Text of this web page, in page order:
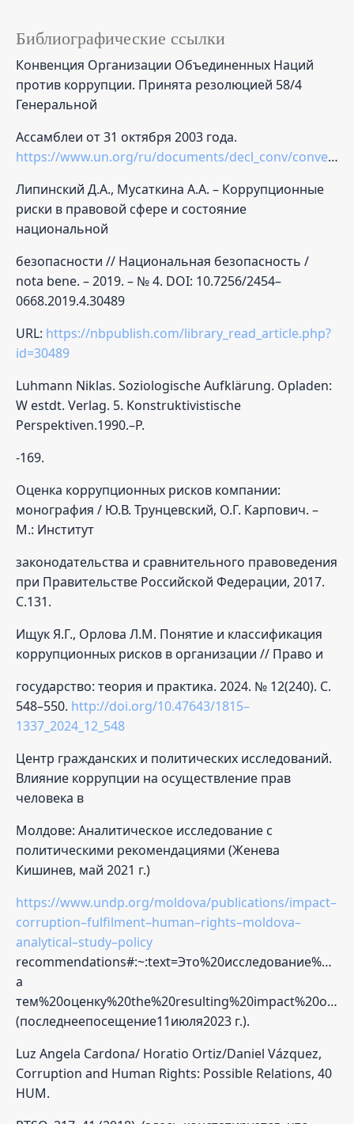
Библиографические ссылки
Конвенция Организации Объединенных Наций
против коррупции. Принята резолюцией 58/4
Генеральной
Ассамблеи от 31 октября 2003 года.
https://www.un.org/ru/documents/decl_conv/conventions/corruption.shtml
Липинский Д.А., Мусаткина А.А. – Коррупционные
риски в правовой сфере и состояние
национальной
безопасности // Национальная безопасность /
nota bene. – 2019. – № 4. DOI: 10.7256/2454–
0668.2019.4.30489
URL: https://nbpublish.com/library_read_article.php?
id=30489
Luhmann Niklas. Soziologische Aufklärung. Opladen:
W estdt. Verlag. 5. Konstruktivistische
Perspektiven.1990.–P.
-169.
Оценка коррупционных рисков компании:
монография / Ю.В. Трунцевский, О.Г. Карпович. –
М.: Институт
законодательства и сравнительного правоведения
при Правительстве Российской Федерации, 2017.
С.131.
Ищук Я.Г., Орлова Л.М. Понятие и классификация
коррупционных рисков в организации // Право и
государство: теория и практика. 2024. № 12(240). С.
548–550. http://doi.org/10.47643/1815–
1337_2024_12_548
Центр гражданских и политических исследований.
Влияние коррупции на осуществление прав
человека в
Молдове: Аналитическое исследование с
политическими рекомендациями (Женева
Кишинев, май 2021 г.)
https://www.undp.org/moldova/publications/impact–
corruption–fulfilment–human–rights–moldova–
analytical–study–policy
а
(последнеепосещение11июля2023 г.).
Luz Angela Cardona/ Horatio Ortiz/Daniel Vázquez,
Corruption and Human Rights: Possible Relations, 40
HUM.